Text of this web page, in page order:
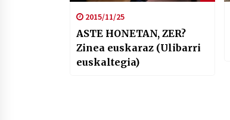
2015/11/25
ASTE HONETAN, ZER?
Zinea euskaraz (Ulibarri
euskaltegia)